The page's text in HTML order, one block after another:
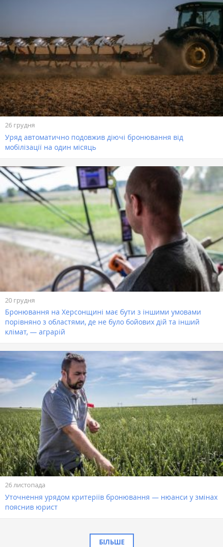
26 грудня
Уряд автоматично подовжив діючі бронювання від
мобілізації на один місяць
20 грудня
Бронювання на Херсонщині має бути з іншими умовами
порівняно з областями, де не було бойових дій та інший
клімат, — аграрій
26 листопада
Уточнення урядом критеріїв бронювання — нюанси у змінах
пояснив юрист
БІЛЬШЕ